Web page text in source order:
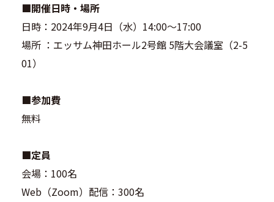
■開催日時・場所
日時：2024年9月4日（水）14:00～17:00
場所 ：エッサム神田ホール2号館 5階大会議室（2-5
01）
■参加費
無料
■定員
会場：100名
Web（Zoom）配信：300名